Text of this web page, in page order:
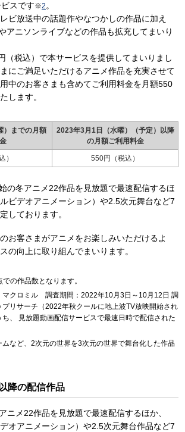
スです※2 。
ビ放送中の話題作やなつかしの作品に加え
アニソンライブなどの作品も拡充してまいり
（税込）で本サービスを提供してまいりまし
にご満足いただけるアニメ作品を充実させて
中のお客さまも含めてご利用料金を月額550
します。
）までの月額
2023年3月1日（水曜）（予定）以降
の月額ご利用料金
） 550円（税込）
の冬アニメ22作品を見放題で最速配信するほ
ビデオアニメーション）や2.5次元舞台など7
しております。
お客さまがアニメをお楽しみいただけるよ
の向上に取り組んでまいります。
の作品数となります。
マクロミル 調査期間：2022年10月3日～10月12日 調
リサーチ（2022年秋クールに地上波TV放映開始され
、 見放題動画配信サービスで最速日時で配信された
ムなど、2次元の世界を3次元の世界で舞台化した作品
降の配信作品
ニメ22作品を見放題で最速配信するほか、
オアニメーション）や2.5次元舞台作品など7